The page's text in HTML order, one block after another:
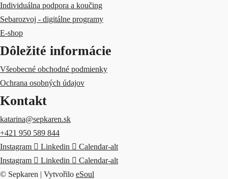
Individuálna podpora a koučing
Sebarozvoj - digitálne programy
E-shop
Dôležité informácie
Všeobecné obchodné podmienky
Ochrana osobných údajov
Kontakt
katarina@sepkaren.sk
+421 950 589 844
Instagram
Linkedin
Calendar-alt
Instagram
Linkedin
Calendar-alt
© Sepkaren | Vytvořilo eSoul